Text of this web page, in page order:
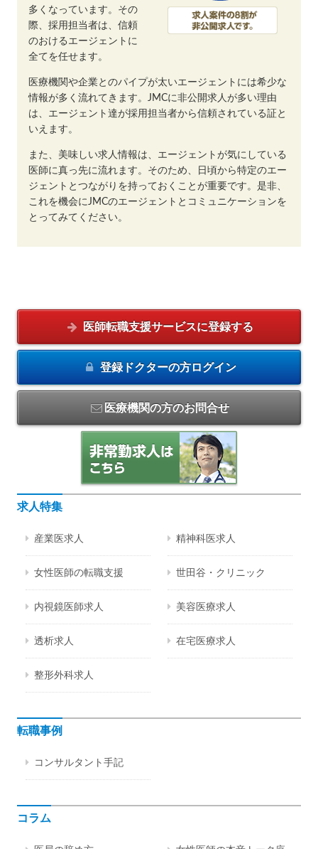
多くなっています。その
際、採用担当者は、信頼
のおけるエージェントに
全てを任せます。
医療機関や企業とのパイプが太いエージェントには希少な
情報が多く流れてきます。JMCに非公開求人が多い理由
は、エージェント達が採用担当者から信頼されている証と
いえます。
また、美味しい求人情報は、エージェントが気にしている
医師に真っ先に流れます。そのため、日頃から特定のエー
ジェントとつながりを持っておくことが重要です。是非、
これを機会にJMCのエージェントとコミュニケーションを
とってみてください。
医師転職支援サービスに登録する
登録ドクターの方ログイン
医療機関の方のお問合せ
求人特集
産業医求人 精神科医求人
女性医師の転職支援 世田谷・クリニック
内視鏡医師求人 美容医療求人
透析求人 在宅医療求人
整形外科求人
転職事例
コンサルタント手記
コラム